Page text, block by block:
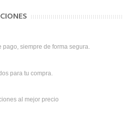
pago, siempre de forma segura.
para tu compra.
al mejor precio